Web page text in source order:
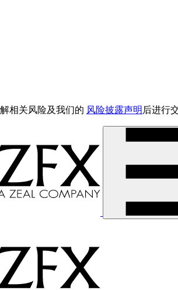
相关风险及我们的 风险披露声明 后进行